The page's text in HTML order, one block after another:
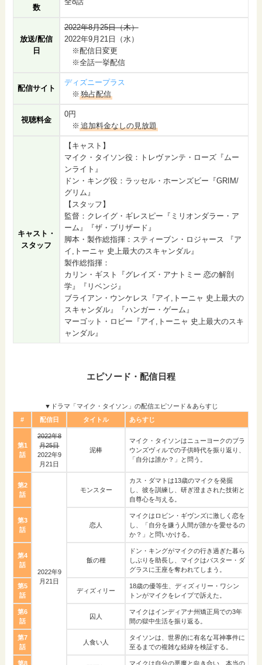
数
全8話
放送/配信
日
2022年8月25日（木）
2022年9月21日（水）
※配信日変更
※全話一挙配信
配信サイト
ディズニープラス
※ 独占配信
視聴料金
0円
※ 追加料金なしの見放題
キャスト・
スタッフ
【キャスト】
マイク・タイソン役：トレヴァンテ・ローズ『ムー
ンライト』
ドン・キング役：ラッセル・ホーンズビー『GRIM/
グリム』
【スタッフ】
監督：クレイグ・ギレスピー『ミリオンダラー・ア
ーム』『ザ・ブリザード』
脚本・製作総指揮：スティーブン・ロジャース 『ア
イ,トーニャ 史上最大のスキャンダル』
製作総指揮：
カリン・ギスト『グレイズ・アナトミー 恋の解剖
学』『リベンジ』
ブライアン・ウンケレス『アイ,トーニャ 史上最大の
スキャンダル』『ハンガー・ゲーム』
マーゴット・ロビー『アイ,トーニャ 史上最大のスキ
ャンダル』
エピソード・配信日程
▼ドラマ「マイク・タイソン」の配信エピソード＆あらすじ
#
配信日 タイトル あらすじ
第1
話
2022年8
月25日
2022年9
月21日
泥棒
マイク・タイソンはニューヨークのブラ
ウンズヴィルでの子供時代を振り返り、
「自分は誰か？」と問う。
第2
話
2022年9
月21日
モンスター
カス・ダマトは13歳のマイクを発掘
し、彼を訓練し、研ぎ澄まされた技術と
自尊心を与える。
第3
話
恋人
マイクはロビン・ギヴンズに激しく恋を
し、「自分を嫌う人間が誰かを愛せるの
か？」と問いかける。
第4
話
飯の種
ドン・キングがマイクの行き過ぎた暮ら
しぶりを助長し、マイクはバスター・ダ
グラスに王座を奪われてしまう。
第5
話
ディズィリー
18歳の優等生、ディズィリー・ワシン
トンがマイクをレイプで訴えた。
第6
話
囚人
マイクはインディアナ州矯正局での3年
間の獄中生活を振り返る。
第7
話
人食い人
タイソンは、世界的に有名な耳神事件に
至るまでの複雑な経緯を検証する。
第8
マイクは自分の悪魔と向き合い、本当の